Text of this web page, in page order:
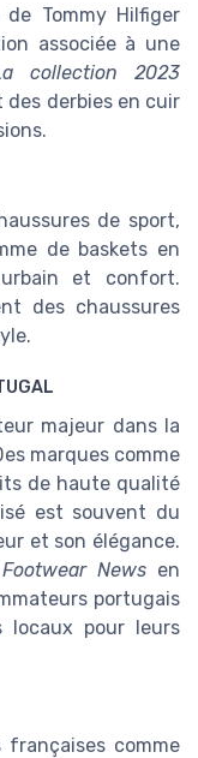
Tommy Hilfiger
associée à une
collection 2023
des derbies en cuir
de sport,
de baskets en
et confort.
des chaussures
majeur dans la
marques comme
de haute qualité
est souvent du
et son élégance.
News en
portugais
pour leurs
françaises comme